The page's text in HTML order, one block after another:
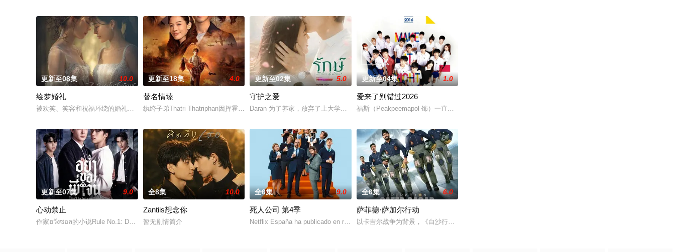
更新至08集 10.0
绘梦婚礼
被欢笑、笑容和祝福环绕的婚礼仅仅是爱情生活的起点。未来还有许多障碍等待着两人共同跨越。Runch和Neen都曾梦想她们能够携手顺利通过所有考验，梦想能够长相厮
更新至18集 4.0
替名情臻
纨绔子弟Thatri Thatriphan因挥霍无敌倾家荡产，豪宅、情人、朋友一夜尽失。某日搭乘火车时，他偶遇同名旧友，曾是穷小子的Thatri Worrap
更新至02集 5.0
守护之爱
Daran 为了养家，放弃了上大学的梦想，高中毕业后便开始工作。然而，她一直难以找到稳定的工作，最终只能在一家广播电视公司担任保安。命
更新至04集 1.0
爱来了别错过2026
福斯（Peakpeemapol 饰）一直以为自己和女友阿金之间的感情十分亲密，对其深深信赖，哪知道某一日竟然
更新至07集 9.0
心动禁止
作家ฮวังซอล的小说Rule No.1: Don't Be Too Emotional อย่าขอพี่เจน影视化 3月23日作家FB透漏小说
全8集 10.0
Zantiis想念你
暂无剧情简介
全6集 9.0
死人公司 第4季
Netflix España ha publicado en redes sociales una foto en el set de maquillaje
全6集 6.0
萨菲德·萨加尔行动
以卡吉尔战争为背景，《白沙行动》讲述了印度空军"金色箭头"第17中队的故事，他们最初的任务是执行照相